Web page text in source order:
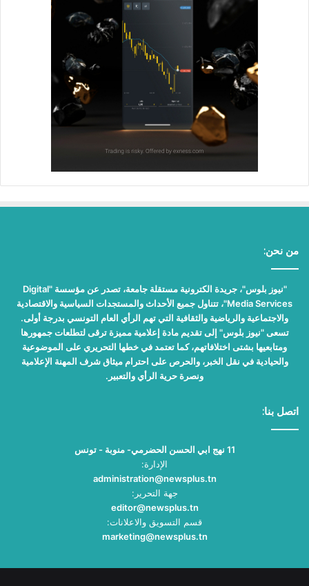
من نحن:
"نيوز بلوس"، جريدة الكترونية مستقلة جامعة، تصدر عن مؤسسة "Digital
Media Services"، تتناول جميع الأحداث والمستجدات السياسية والاقتصادية
والاجتماعية والرياضية والثقافية التي تهم الرأي العام التونسي بدرجة أولى.
تسعى "نيوز بلوس" إلى تقديم مادة إعلامية مميزة ترقى لتطلعات جمهورها
ومتابعيها بشتى اختلافاتهم، كما تعتمد في خطها التحريري على الموضوعية
والحيادية في نقل الخبر، والحرص على احترام ميثاق شرف المهنة الإعلامية
ونصرة حرية الرأي والتعبير.
اتصل بنا:
11 نهج ابي الحسن الحضرمي- منوبة - تونس
الإدارة:
administration@newsplus.tn
جهة التحرير:
editor@newsplus.tn
قسم التسويق والاعلانات:
marketing@newsplus.tn